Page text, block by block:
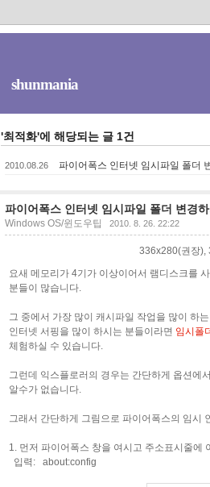
shunmania
'최적화'에 해당되는 글 1건
2010.08.26 파이어폭스 인터넷 임시파일 폴더
파이어폭스 인터넷 임시파일 폴더 변경
Windows OS/윈도우팁 2010. 8. 26. 22:22
336x280(권장),
요새 메모리가 4기가 이상이어서 램디스크를
분들이 많습니다.
그 중에서 가장 많이 캐시파일 작업을 많이 하
인터넷 서핑을 많이 하시는 분들이라면 임시폴
체험하실 수 있습니다.
그런데 익스플로러의 경우는 간단하게 옵션에
알수가 없습니다.
그래서 간단하게 그림으로 파이어폭스의 임시
1. 먼저 파이어폭스 창을 여시고 주소표시줄에
입력: about:config